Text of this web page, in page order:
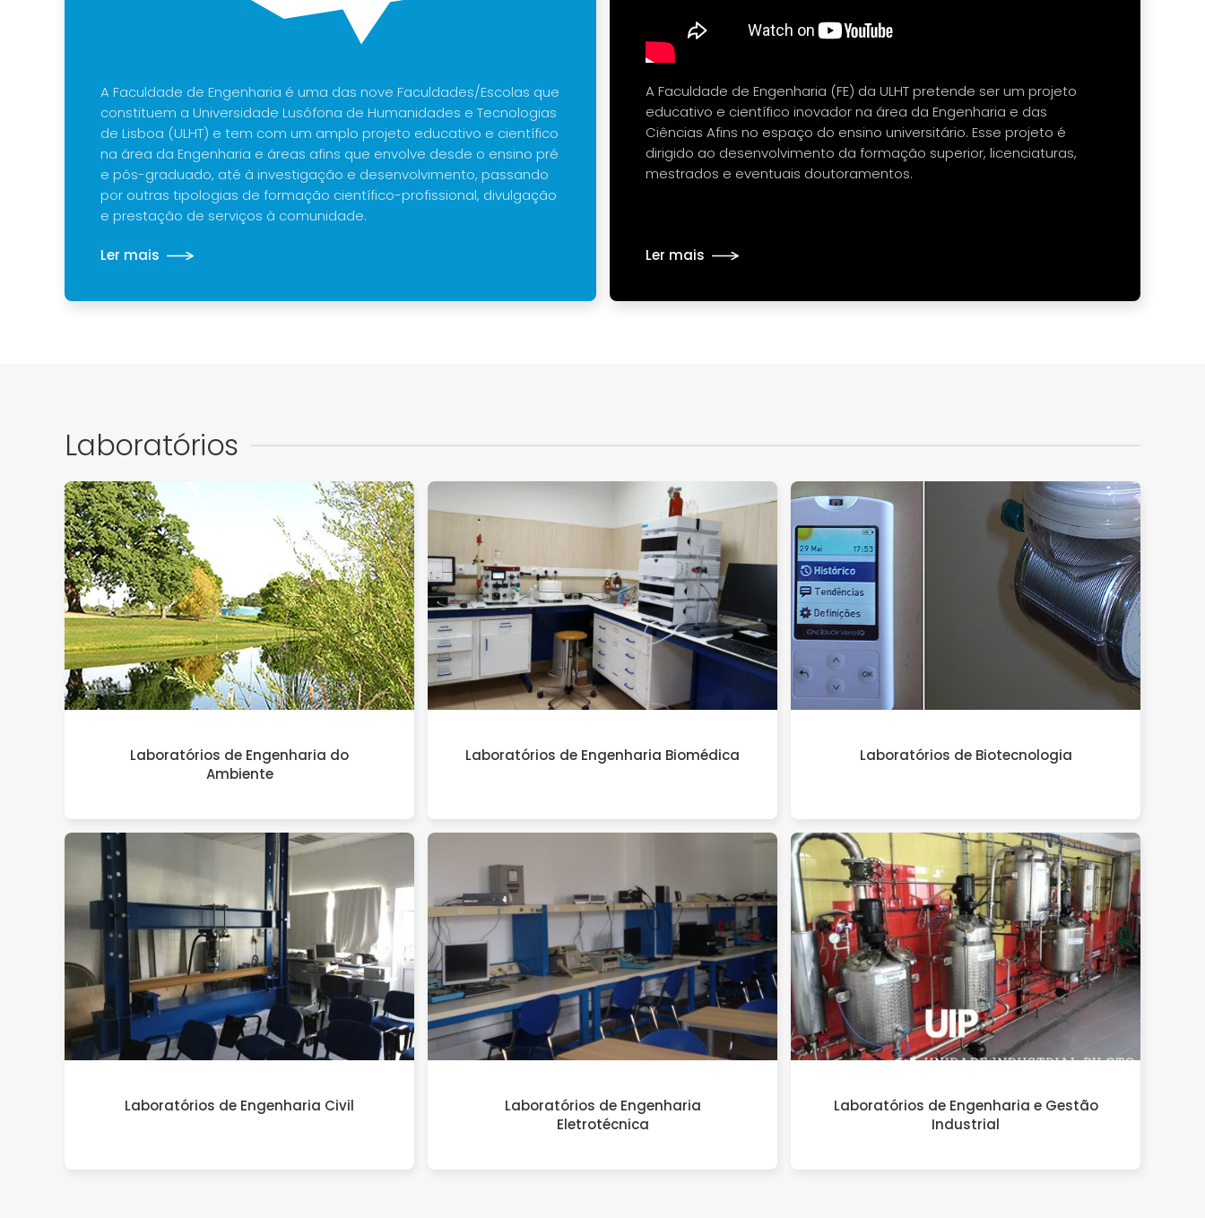
A Faculdade de Engenharia é uma das nove Faculdades/Escolas que
constituem a Universidade Lusófona de Humanidades e Tecnologias
de Lisboa (ULHT) e tem com um amplo projeto educativo e científico
na área da Engenharia e áreas afins que envolve desde o ensino pré
e pós-graduado, até à investigação e desenvolvimento, passando
por outras tipologias de formação científico-profissional, divulgação
e prestação de serviços à comunidade.
Ler mais
A Faculdade de Engenharia (FE) da ULHT pretende ser um projeto
educativo e científico inovador na área da Engenharia e das
Ciências Afins no espaço do ensino universitário. Esse projeto é
dirigido ao desenvolvimento da formação superior, licenciaturas,
mestrados e eventuais doutoramentos.
Ler mais
Laboratórios
Laboratórios de Engenharia do
Ambiente
Laboratórios de Engenharia Biomédica Laboratórios de Biotecnologia
Laboratórios de Engenharia Civil
Laboratórios de Engenharia
Eletrotécnica
Laboratórios de Engenharia e Gestão
Industrial